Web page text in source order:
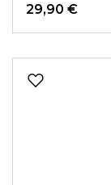
29,90 €